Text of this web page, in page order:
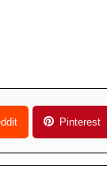
Pinterest